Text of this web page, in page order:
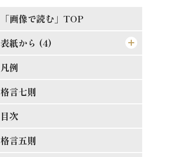
「画像で読む」TOP
表紙から (4)
[表紙]
[表見返し]
[遊び紙]
[扉]
凡例
格言七則
目次
格言五則